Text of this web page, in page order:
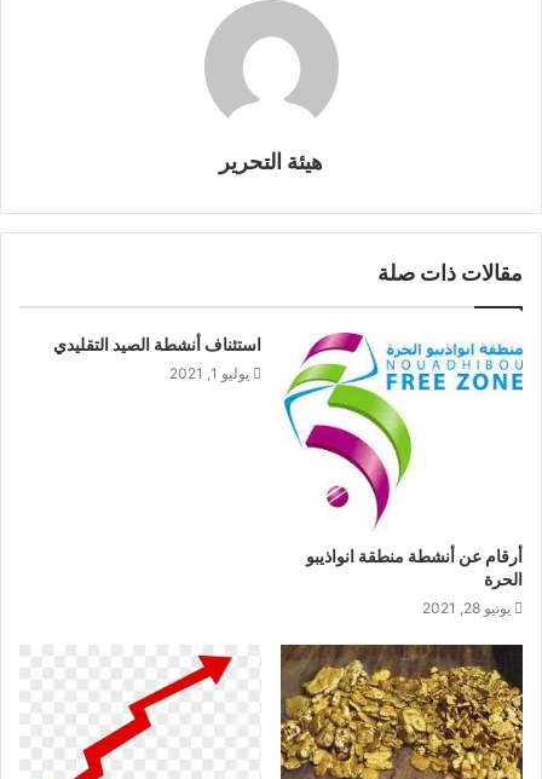
هيئة التحرير
مقالات ذات صلة
أرقام عن أنشطة منطقة انواذيبو
الحرة
يونيو 28, 2021
استئناف أنشطة الصيد التقليدي
يوليو 1, 2021